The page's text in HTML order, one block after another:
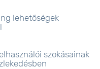
lehetőségek
szokásainak